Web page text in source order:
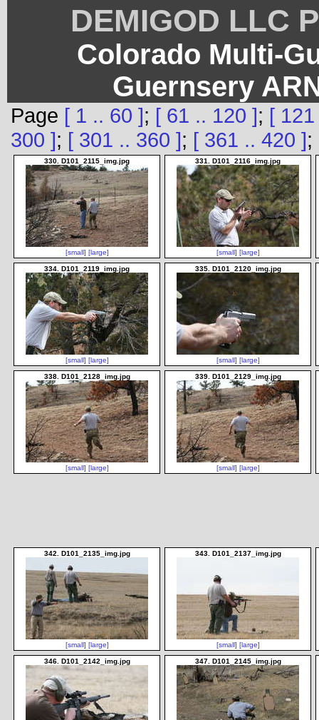
DEMIGOD LLC
Colorado Multi-
Guernsery
Page [ 1 .. 60 ]; [ 61 .. 120 ]; [
300 ]; [ 301 .. 360 ]; [ 361 .. 420 ];
330. D101_2115_img.jpg
[small] [large]
331. D101_2116_img.jpg
[small] [large]
334. D101_2119_img.jpg
[small] [large]
335. D101_2120_img.jpg
[small] [large]
338. D101_2128_img.jpg
[small] [large]
339. D101_2129_img.jpg
[small] [large]
342. D101_2135_img.jpg
[small] [large]
343. D101_2137_img.jpg
[small] [large]
346. D101_2142_img.jpg 347. D101_2145_img.jpg